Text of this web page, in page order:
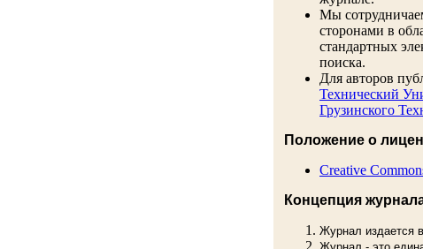
Мы
сторонами в
стандартных
поиска.
Для авторов
Технический
Грузинского
Положение о
Creative
Концепция
Журнал издается